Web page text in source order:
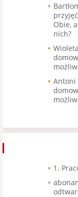
Obie,
nich?
Wioleta
Antoni
1.